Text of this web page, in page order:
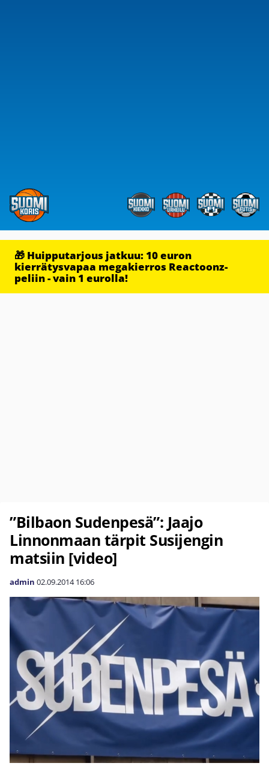
🎁 Huipputarjous jatkuu: 10 euron
kierrätysvapaa megakierros Reactoonz-
peliin - vain 1 eurolla!
”Bilbaon Sudenpesä”: Jaajo
Linnonmaan tärpit Susijengin
matsiin [video]
admin 02.09.2014 16:06